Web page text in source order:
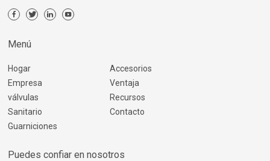
Menú
Hogar
Empresa
válvulas
Sanitario
Guarniciones
Accesorios
Ventaja
Recursos
Contacto
Puedes confiar en nosotros